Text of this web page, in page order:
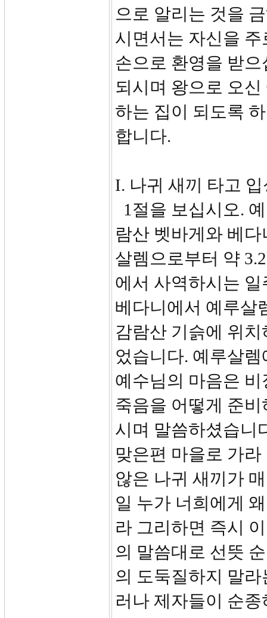
으로 알리는 것을
시면서는 자신을
손으로 환영을 받
되시며 왕으로 오
하는 집이 되도록
합니다.
I. 나귀 새끼 타고
1절을 보십시오.
람산 벳바게와 베
살렘으로부터 약
에서 사역하시는
베다니에서 예루살
감람산 기슭에 위
었습니다. 예루살
예수님의 마음은
죽음을 어떻게 준
시며 말씀하셨습니
맞은편 마을로 가
않은 나귀 새끼가
일 누가 너희에게
라 그리하면 즉시
의 말씀대로 선뜻
의 도둑질하지 말
러나 제자들이 순